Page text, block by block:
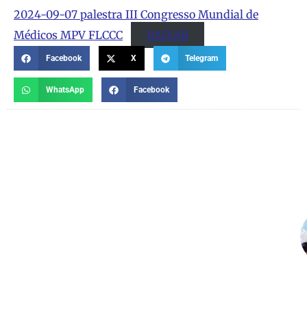
2024-09-07 palestra III Congresso Mundial de
Médicos MPV FLCCC
BAIXAR
Facebook X Telegram
WhatsApp Facebook